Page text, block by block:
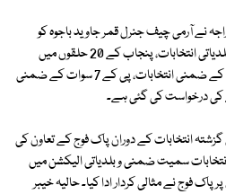
نے آرمی چیف جنرل قمر جاوید باجوہ کو
مراسلہ بھیج دیا، جس میں سندھ کے بلدیاتی انتخابات، پنجاب کے 20 حلقوں میں
ضمنی انتخابات، این اے 245 کراچی کے ضمنی انتخابات، پی کے 7 سوات کے ضمنی
کی درخواست کی گئی ہے۔
انتخابات کے دوران پاک فوج کے تعاون کی
سمیت ضمنی و بلدیاتی الیکشن میں
فوج نے مثالی کردار ادا کیا۔ حالیہ خیبر